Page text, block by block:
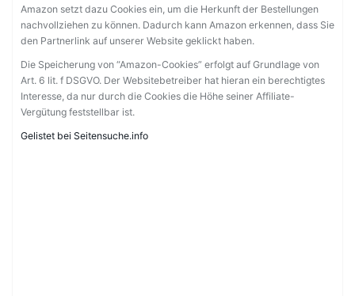
Amazon setzt dazu Cookies ein, um die Herkunft der Bestellungen
nachvollziehen zu können. Dadurch kann Amazon erkennen, dass Sie
den Partnerlink auf unserer Website geklickt haben.
Die Speicherung von “Amazon-Cookies” erfolgt auf Grundlage von
Art. 6 lit. f DSGVO. Der Websitebetreiber hat hieran ein berechtigtes
Interesse, da nur durch die Cookies die Höhe seiner Affiliate-
Vergütung feststellbar ist.
Gelistet bei Seitensuche.info